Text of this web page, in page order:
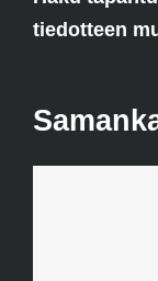
tiedotteen